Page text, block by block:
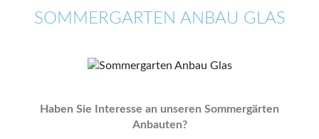
SOMMERGARTEN ANBAU GLAS
Haben Sie Interesse an unseren Sommergärten
Anbauten?